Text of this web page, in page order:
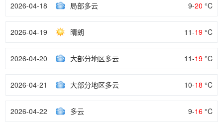
2026-04-18 局部多云 9-20 °C
2026-04-19 晴朗 11-19 °C
2026-04-20 大部分地区多云 11-19 °C
2026-04-21 大部分地区多云 10-18 °C
2026-04-22 多云 9-16 °C